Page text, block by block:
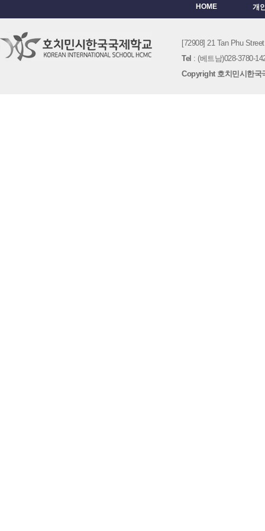
HOME 개
[72908] 21 Tan Phu
Tel : (베트남)028-3780-
Copyright 호치민시한국